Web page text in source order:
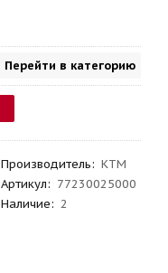
Перейти в категорию
Производитель: KTM
Артикул: 77230025000
Наличие: 2